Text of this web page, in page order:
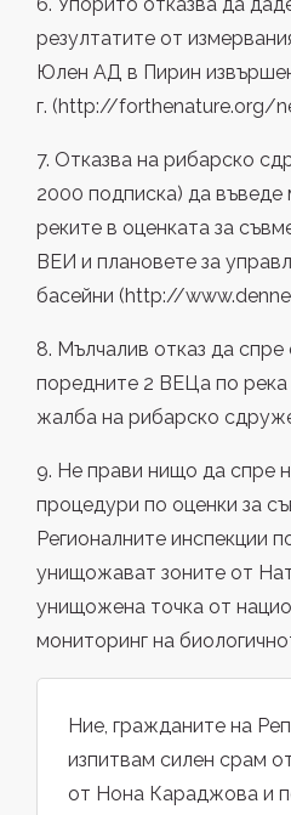
резултатите от
Юлен АД в Пирин
г. (http://forthenature.org/
7. Отказва на рибарско
2000 подписка) да въведе
реките в оценката за
ВЕИ и плановете за
басейни (http://
8. Мълчалив отказ да
поредните 2 ВЕЦа по
жалба на рибарско
9. Не прави нищо да спре
процедури по оценки за
Регионалните инспекции
унищожават зоните от
унищожена точка от
мониторинг на
Ние, гражданите на
изпитвам силен срам
от Нона Караджова и